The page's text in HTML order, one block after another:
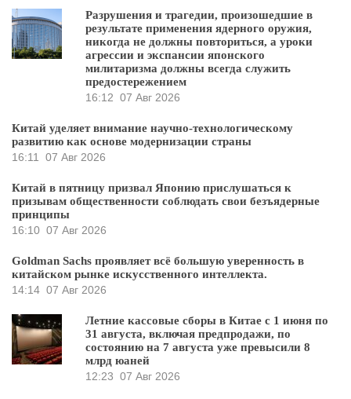
Разрушения и трагедии, произошедшие в
результате применения ядерного оружия,
никогда не должны повториться, а уроки
агрессии и экспансии японского
милитаризма должны всегда служить
предостережением
16:12 07 Авг 2026
Китай уделяет внимание научно-технологическому
развитию как основе модернизации страны
16:11
07 Авг 2026
Китай в пятницу призвал Японию прислушаться к
призывам общественности соблюдать свои безъядерные
принципы
16:10 07 Авг 2026
Goldman Sachs проявляет всё большую уверенность в
китайском рынке искусственного интеллекта.
14:14 07 Авг 2026
Летние кассовые сборы в Китае с 1 июня по
31 августа, включая предпродажи, по
состоянию на 7 августа уже превысили 8
млрд юаней
12:23 07 Авг 2026